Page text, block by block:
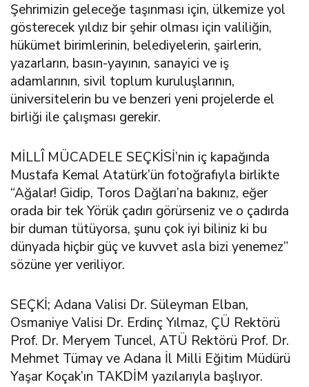
Şehrimizin geleceğe taşınması için, ülkemize yol
gösterecek yıldız bir şehir olması için valiliğin,
hükümet birimlerinin, belediyelerin, şairlerin,
yazarların, basın-yayının, sanayici ve iş
adamlarının, sivil toplum kuruluşlarının,
üniversitelerin bu ve benzeri yeni projelerde el
birliği ile çalışması gerekir.
MİLLÎ MÜCADELE SEÇKİSİ’nin iç kapağında
Mustafa Kemal Atatürk’ün fotoğrafıyla birlikte
“Ağalar! Gidip, Toros Dağları’na bakınız, eğer
orada bir tek Yörük çadırı görürseniz ve o çadırda
bir duman tütüyorsa, şunu çok iyi biliniz ki bu
dünyada hiçbir güç ve kuvvet asla bizi yenemez”
sözüne yer veriliyor.
SEÇKİ; Adana Valisi Dr. Süleyman Elban,
Osmaniye Valisi Dr. Erdinç Yılmaz, ÇÜ Rektörü
Prof. Dr. Meryem Tuncel, ATÜ Rektörü Prof. Dr.
Mehmet Tümay ve Adana İl Milli Eğitim Müdürü
Yaşar Koçak’ın TAKDİM yazılarıyla başlıyor.